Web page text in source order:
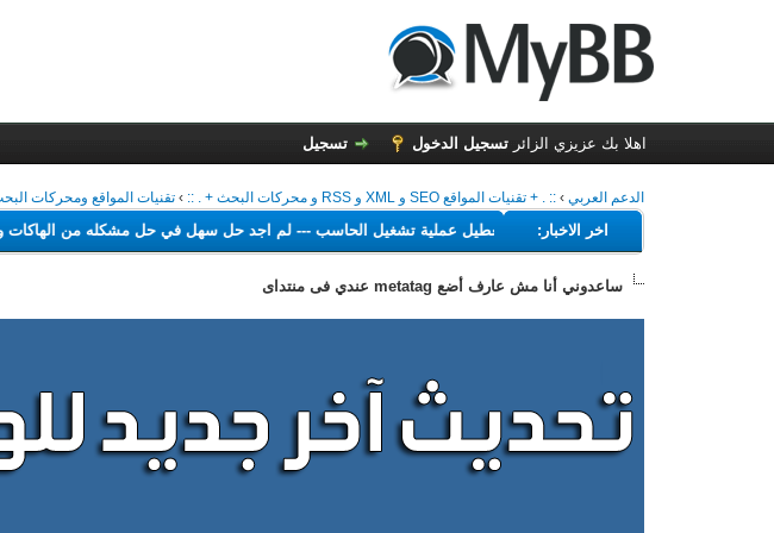
اهلا بك عزيزي الزائر تسجيل الدخول تسجيل
الدعم العربي ›:: . + تقنيات المواقع SEO و XML و RSS و محركات البحث + . :: ›تقنيات المواقع ومحركات
اخر الاخبار:
البرامج التي تهدف إلى تعطيل عملية تشغيل الحاسب---لم اجد حل سهل في حل مشكله من
ساعدوني أنا مش عارف أضع metatag عندي فى منتداى